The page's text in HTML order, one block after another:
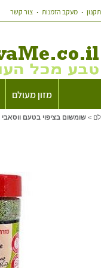
תקנון מעקב הזמנות צור קשר
מזון מעולם
> שומשום בציפוי בטעם ווסאבי Flavored sesame seeds Wasabi